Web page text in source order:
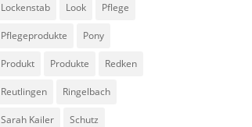
Lockenstab Look Pflege
Pflegeprodukte Pony
Produkt Produkte Redken
Reutlingen Ringelbach
Sarah Kailer Schutz